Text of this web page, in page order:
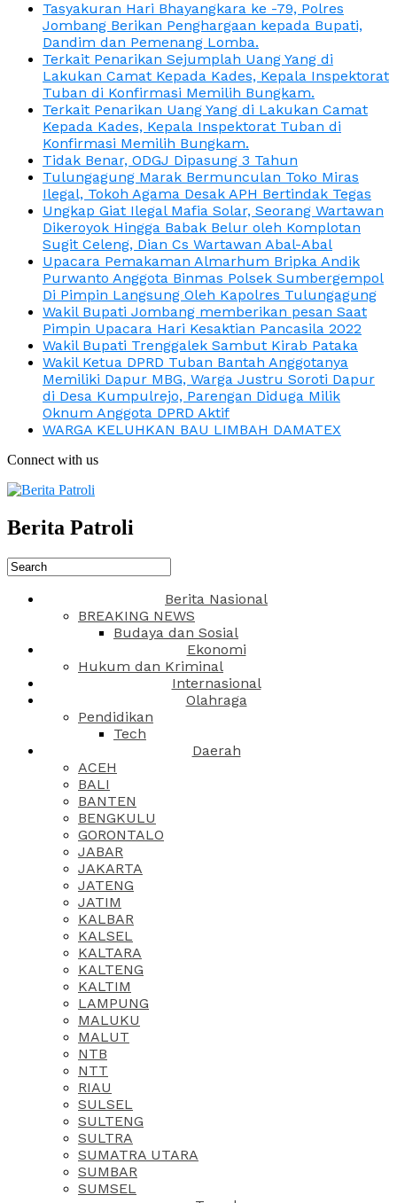
Tasyakuran Hari Bhayangkara ke -79, Polres
Jombang Berikan Penghargaan kepada Bupati,
Dandim dan Pemenang Lomba.
Terkait Penarikan Sejumplah Uang Yang di
Lakukan Camat Kepada Kades, Kepala Inspektorat
Tuban di Konfirmasi Memilih Bungkam.
Terkait Penarikan Uang Yang di Lakukan Camat
Kepada Kades, Kepala Inspektorat Tuban di
Konfirmasi Memilih Bungkam.
Tidak Benar, ODGJ Dipasung 3 Tahun
Tulungagung Marak Bermunculan Toko Miras
Ilegal, Tokoh Agama Desak APH Bertindak Tegas
Ungkap Giat Ilegal Mafia Solar, Seorang Wartawan
Dikeroyok Hingga Babak Belur oleh Komplotan
Sugit Celeng, Dian Cs Wartawan Abal-Abal
Upacara Pemakaman Almarhum Bripka Andik
Purwanto Anggota Binmas Polsek Sumbergempol
Di Pimpin Langsung Oleh Kapolres Tulungagung
Wakil Bupati Jombang memberikan pesan Saat
Pimpin Upacara Hari Kesaktian Pancasila 2022
Wakil Bupati Trenggalek Sambut Kirab Pataka
Wakil Ketua DPRD Tuban Bantah Anggotanya
Memiliki Dapur MBG, Warga Justru Soroti Dapur
di Desa Kumpulrejo, Parengan Diduga Milik
Oknum Anggota DPRD Aktif
WARGA KELUHKAN BAU LIMBAH DAMATEX
Connect with us
Berita Patroli
Berita Nasional
BREAKING NEWS
Budaya dan Sosial
Ekonomi
Hukum dan Kriminal
Internasional
Olahraga
Pendidikan
Tech
Daerah
ACEH
BALI
BANTEN
BENGKULU
GORONTALO
JABAR
JAKARTA
JATENG
JATIM
KALBAR
KALSEL
KALTARA
KALTENG
KALTIM
LAMPUNG
MALUKU
MALUT
NTB
NTT
RIAU
SULSEL
SULTENG
SULTRA
SUMATRA UTARA
SUMBAR
SUMSEL